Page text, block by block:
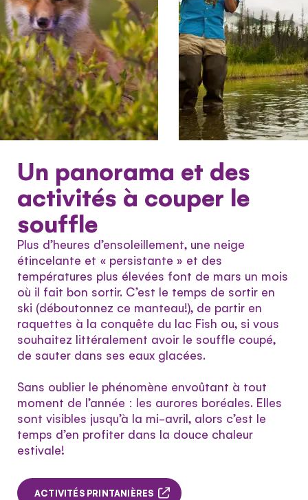
Un panorama et des
activités à couper le
souffle
Plus d’heures d’ensoleillement, une neige
étincelante et « persistante » et des
températures plus élevées font de mars un mois
où il fait bon sortir. C’est le temps de sortir en
ski (déboutonnez ce manteau!), de partir en
raquettes à la conquête du lac Fish ou, si vous
souhaitez littéralement avoir le souffle coupé,
de sauter dans ses eaux glacées.
Sans oublier le phénomène envoûtant à tout
moment de l’année : les aurores boréales. Elles
sont visibles jusqu’à la mi-avril, alors c’est le
temps d’en profiter dans la douce chaleur
estivale!
ACTIVITÉS PRINTANIÈRES